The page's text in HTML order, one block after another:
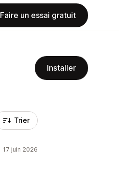
Faire un essai gratuit
Installer
Trier
17 juin 2026